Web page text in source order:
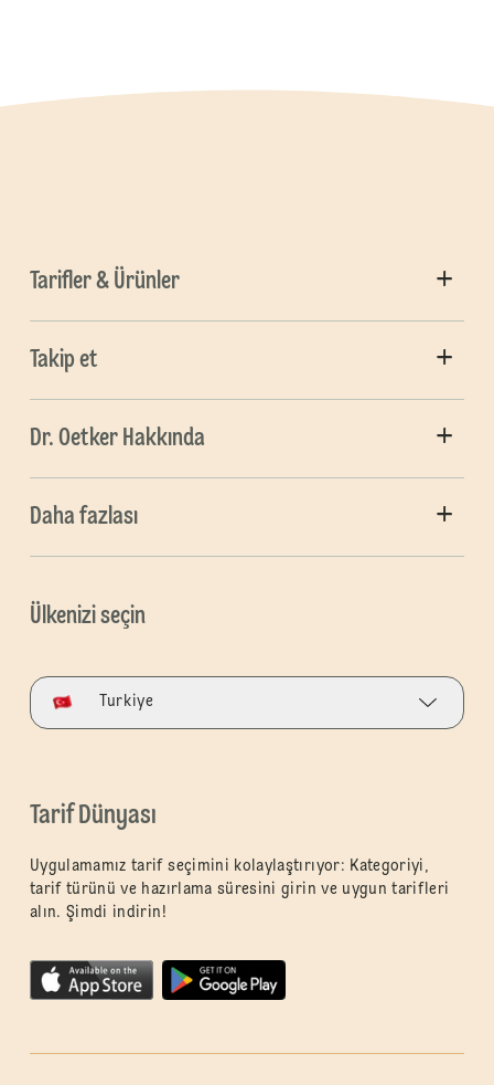
Tarifler & Ürünler
Takip et
Dr. Oetker Hakkında
Daha fazlası
Ülkenizi seçin
Turkiye
Tarif Dünyası
Uygulamamız tarif seçimini kolaylaştırıyor: Kategoriyi,
tarif türünü ve hazırlama süresini girin ve uygun tarifleri
alın. Şimdi indirin!